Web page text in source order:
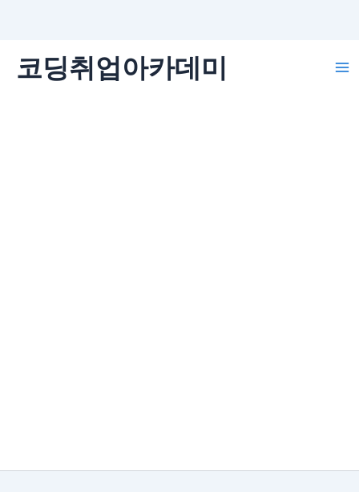
코딩취업아카데미